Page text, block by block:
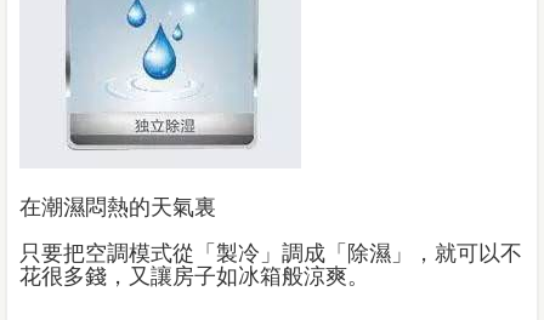
在潮濕悶熱的天氣裏
只要把空調模式從「製冷」調成「除濕」，就可以不
花很多錢，又讓房子如冰箱般涼爽。